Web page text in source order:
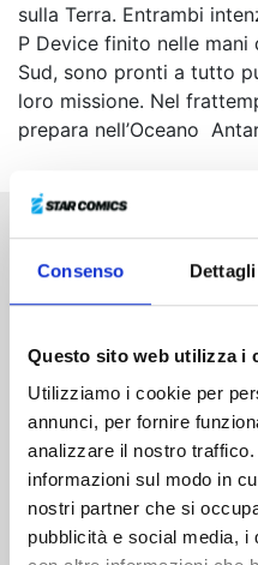
Consenso Dettagli
Questo sito web utilizza i
Utilizziamo i cookie per
annunci, per fornire
analizzare il nostro
informazioni sul modo in
nostri partner che si
pubblicità e social media, i
sulla Terra. Entrambi
P Device finito nelle mani
Sud, sono pronti a tutto
loro missione. Nel
prepara nell’Oceano
Altri volumi